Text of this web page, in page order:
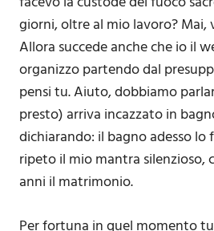
giorni, oltre al mio lavoro? Mai,
Allora succede anche che io il
organizzo partendo dal
pensi tu. Aiuto, dobbiamo
presto) arriva incazzato in
dichiarando: il bagno adesso lo
ripeto il mio mantra silenzioso,
anni il matrimonio.